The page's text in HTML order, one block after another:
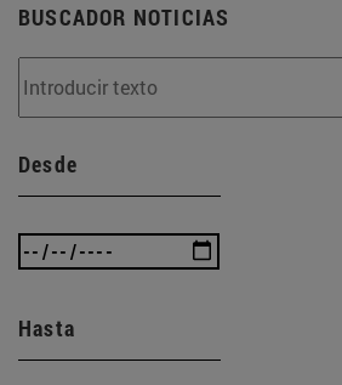
BUSCADOR NOTICIAS
Desde
Hasta